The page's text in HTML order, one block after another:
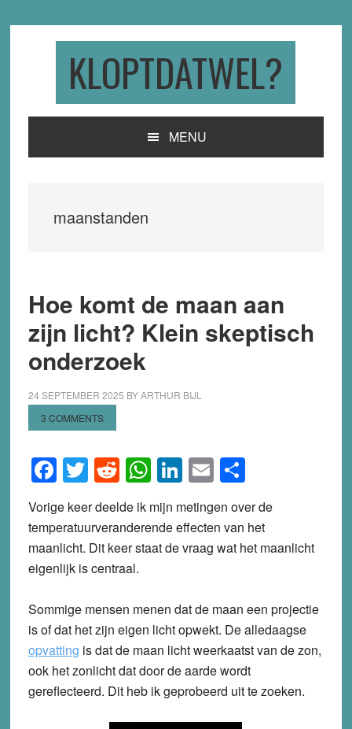
KLOPTDATWEL?
MENU
maanstanden
Hoe komt de maan aan
zijn licht? Klein skeptisch
onderzoek
24 SEPTEMBER 2025 BYARTHUR BIJL
3 COMMENTS
Facebook
Twitter
Reddit
WhatsApp
LinkedIn
EmailShare
Vorige keer deelde ik mijn metingen over de
temperatuurveranderende effecten van het
maanlicht. Dit keer staat de vraag wat het maanlicht
eigenlijk is centraal.
Sommige mensen menen dat de maan een projectie
is of dat het zijn eigen licht opwekt. De alledaagse
opvatting is dat de maan licht weerkaatst van de zon,
ook het zonlicht dat door de aarde wordt
gereflecteerd. Dit heb ik geprobeerd uit te zoeken.